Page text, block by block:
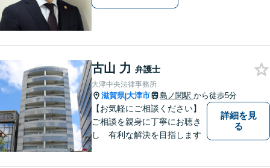
古山 力 弁護士
大津中央法律事務所
滋賀県|大津市 島ノ関駅 から徒歩5分
【お気軽にご相談ください】
ご相談を親身に丁寧にお聴き
し 有利な解決を目指します
詳細を見
る